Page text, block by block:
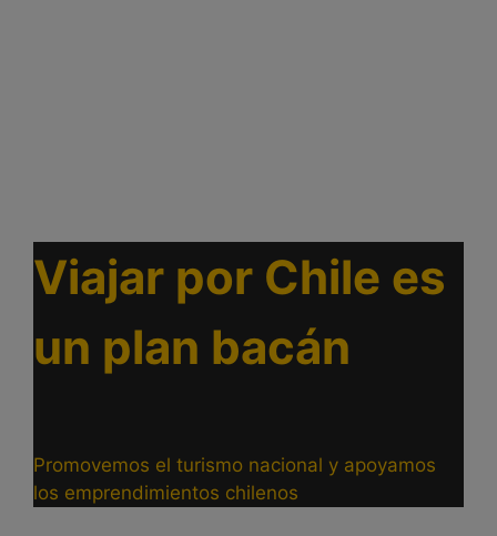
Viajar por Chile es
un plan bacán
Promovemos el turismo nacional y apoyamos
los emprendimientos chilenos